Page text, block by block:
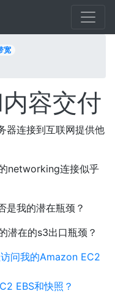
宽
容交付
器连接到互联网提供他
networking连接似乎
是我的潜在瓶颈？
潜在的s3出口瓶颈？
问我的Amazon EC2
EBS和快照？